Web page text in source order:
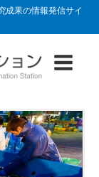
成果の情報発信サイ